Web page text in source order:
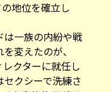
一族の内紛や戦
を変えたのが、
クターに就任し
クシーで洗練さ
を官能的ラグジ